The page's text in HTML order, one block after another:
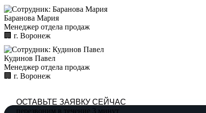
Баранова Мария
Менеджер отдела продаж
🏢︎ г. Воронеж
Кудинов Павел
Менеджер отдела продаж
🏢︎ г. Воронеж
ОСТАВЬТЕ ЗАЯВКУ СЕЙЧАС
перезвоним в течение 3 минут